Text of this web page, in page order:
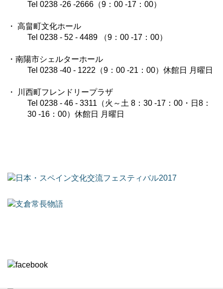
Tel 0238 -26 -2666（9：00 -17：00）
・ 高畠町文化ホール
Tel 0238 - 52 - 4489 （9：00 -17：00）
・南陽市シェルターホール
Tel 0238 -40 - 1222（9：00 -21：00）休館日 月曜日
・ 川西町フレンドリープラザ
Tel 0238 - 46 - 3311（火～土 8：30 -17：00・日8：
30 -16：00）休館日 月曜日